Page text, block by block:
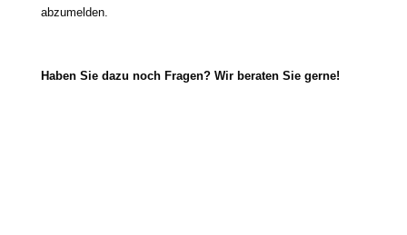
abzumelden.
Haben Sie dazu noch Fragen? Wir bera­ten Sie gerne!